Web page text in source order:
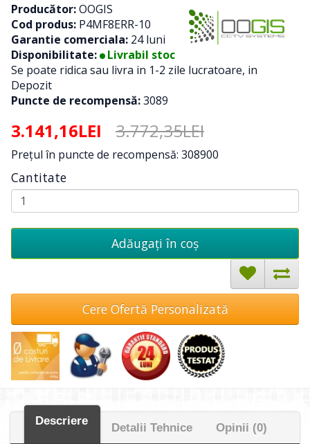
Producător:OOGIS
Cod produs: P4MF8ERR-10
Garantie comerciala: 24 luni
Disponibilitate:
Livrabil stoc
Se poate ridica sau livra in 1-2 zile lucratoare, in
Depozit
Puncte de recompensă:3089
3.141,16LEI 3.772,35LEI
Preţul în puncte de recompensă: 308900
Cantitate
Adăugați în coş
Cere Ofertă Personalizată
Descriere
Detalii Tehnice Opinii (0)